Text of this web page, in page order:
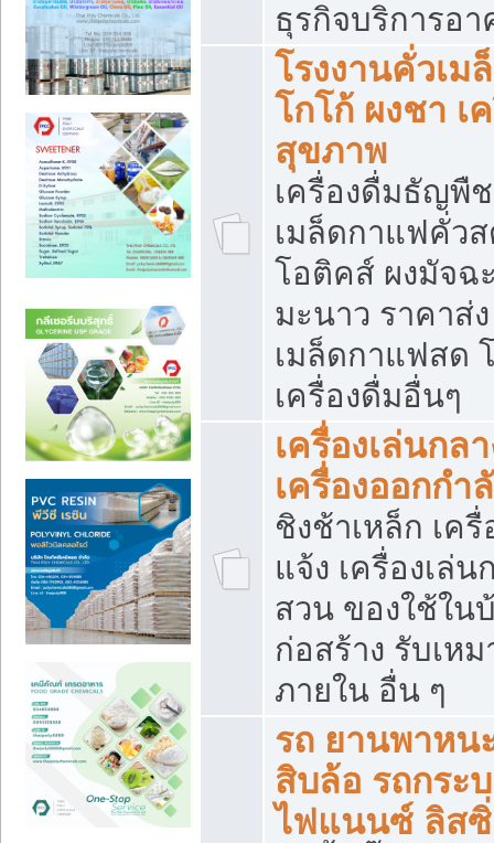
ธุรกิจบริการอ
โรงงานคั่วเม
โกโก้ ผงชา เ
สุขภาพ
เครื่องดื่มธัญพื
เมล็ดกาแฟคั่ว
โอติคส์ ผงมัจฉ
มะนาว ราคาส่
เมล็ดกาแฟสด
เครื่องดื่มอื่นๆ
เครื่องเล่นกล
เครื่องออกกำ
ชิงช้าเหล็ก เค
แจ้ง เครื่องเล่น
สวน ของใช้ใน
ก่อสร้าง รับเห
ภายใน อื่น ๆ
รถ ยานพาหน
สิบล้อ รถกระ
ไฟแนนซ์ ลิส